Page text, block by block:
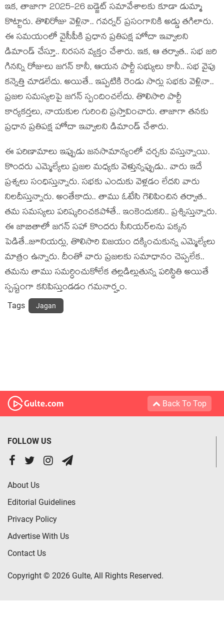
ఇక‌, తాజాగా 2025-26 బ‌డ్జెట్ స‌మావేశాల‌కు కూడా డుమ్మా
కొట్టారు. తొలిరోజు వెళ్లినా.. గ‌వ‌ర్న‌ర్ ప్ర‌సంగానికి అడ్డు త‌గిలారు.
ఈ స‌మ‌యంలో వైసీపీకి ప్ర‌ధాన ప్ర‌తిప‌క్ష హోదా ఇవ్వాల‌ని
డిమాండ్ చేస్తూ.. నిర‌స‌న వ్య‌క్తం చేశారు. ఇక‌, ఆ త‌ర్వాత‌.. స‌భ జ‌రి
గిన‌న్ని రోజులు జ‌గ‌న్ కానీ, ఆయ‌న పార్టీ స‌భ్యులు కానీ.. స‌భ వైపు
క‌న్నెత్తి చూడ‌లేదు. అయితే.. ఇప్ప‌టికి రెండు సార్లు స‌భ‌కు వెళ్లినా..
ప్ర‌జ‌ల స‌మస్య‌ల‌పై జ‌గ‌న్ స్పందించ‌లేదు. తొలిసారి పార్టీ
కార్య‌క‌ర్త‌లు, నాయ‌కుల గురించి ప్ర‌స్తావించారు. తాజాగా త‌న‌కు
ప్ర‌ధాన ప్ర‌తిప‌క్ష హోదా ఇవ్వాల‌ని డిమాండ్ చేశారు.
ఈ ప‌రిణామాలు ఇప్పుడు జ‌న‌సామాన్యంలో చ‌ర్చ‌కు వ‌స్తున్నాయి.
కొంద‌రు ఎమ్మెల్యేలు ప్ర‌జ‌ల మ‌ధ్య‌కు వెళ్తున్న‌ప్పుడు.. వారు ఇదే
ప్ర‌శ్న‌లు సంధిస్తున్నారు. స‌భ‌కు ఎందుకు వెళ్ల‌డం లేద‌ని వారు
నిల‌దీస్తున్నారు. అంతేకాదు.. తాము ఓటేసి గెలిపించిన త‌ర్వాత‌..
త‌మ స‌మ‌స్య‌లు ప‌రిష్క‌రించ‌క‌పోతే.. ఇంకెందుక‌ని.. ప్ర‌శ్నిస్తున్నారు.
ఈ జాబితాలో జ‌గ‌న్ స‌హా కొంద‌రు సీనియ‌ర్‌ల‌ను ప‌క్క‌న
పెడితే..జూనియ‌ర్లు, తొలిసారి విజ‌యం ద‌క్కించుకున్న ఎమ్మెల్యేలు
మాత్రం ఉన్నారు. దీంతో వారు ప్ర‌జ‌ల‌కు స‌మాధానం చెప్ప‌లేక‌..
త‌మ‌ను తాము స‌మ‌ర్ధించుకోలేక త‌ల్ల‌డిల్లుతున్న ప‌రిస్థితి అయితే
స్ప‌ష్టంగా క‌నిపిస్తుండ‌డం గ‌మ‌నార్హం.
Tags Jagan
Back To Top
FOLLOW US
About Us
Editorial Guidelines
Privacy Policy
Advertise With Us
Contact Us
Copyright © 2026 Gulte, All Rights Reserved.